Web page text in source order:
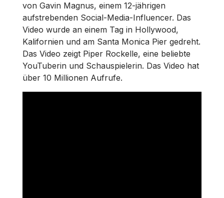
von Gavin Magnus, einem 12-jährigen
aufstrebenden Social-Media-Influencer. Das
Video wurde an einem Tag in Hollywood,
Kalifornien und am Santa Monica Pier gedreht.
Das Video zeigt Piper Rockelle, eine beliebte
YouTuberin und Schauspielerin. Das Video hat
über 10 Millionen Aufrufe.